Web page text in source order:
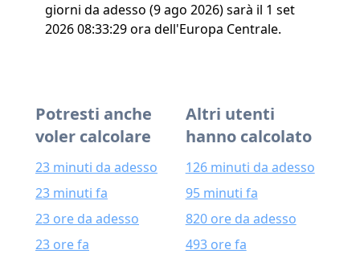
giorni da adesso (9 ago 2026) sarà il 1 set
2026 08:33:29 ora dell'Europa Centrale.
Potresti anche
voler calcolare
23 minuti da adesso
23 minuti fa
23 ore da adesso
23 ore fa
Altri utenti
hanno calcolato
126 minuti da adesso
95 minuti fa
820 ore da adesso
493 ore fa